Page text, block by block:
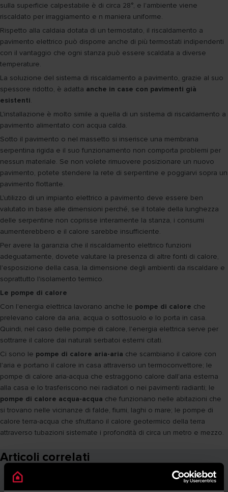
sulla superficie calpestabile è di circa 28°, e l'ambiente viene
riscaldato per irraggiamento e n maniera uniforme.
Rispetto alla caldaia dotata di un termostato, il riscaldamento a
pavimento elettrico può disporre anche di più termostati indipendenti
con il vantaggio che ogni stanza può essere scaldata a diverse
temperature.
La soluzione del sistema di riscaldamento a pavimento, grazie al suo
spessore ridotto, è adatta anche in case con pavimenti già
esistenti.
L'installazione è molto simile a quella di un sistema di riscaldamento a
pavimento alimentato con acqua calda.
Sotto il pavimento o nel massetto si inserisce una membrana
serpentina rigida e il suo funzionamento non comporta problemi per
nessun materiale. Se non volete rimuovere posizionare un nuovo
pavimento, potete stendere la rete di serpentine e poggiarvi sopra un
pavimento flottante.
L'utilizzo di un impianto elettrico a pavimento deve essere ben
valutato in base alle dimensioni perché, se il totale della lunghezza
delle serpentine non coprisse interamente la stanza, i consumi
aumenterebbero e il calore sarebbe insufficiente.
Per avere la garanzia che il riscaldamento elettrico funzioni
adeguatamente, dovete valutare la presenza di altre fonti di calore,
l'esposizione della casa, la dimensione degli ambienti da riscaldare e
soprattutto l'isolamento termico.
Le pompe di calore
Con l'energia elettrica lavorano anche le pompe di calore che
prelevano calore da aria, acqua o sottosuolo e lo porta in casa.
Quindi, nel caso delle pompe di calore, l'energia elettrica serve per
sottrarre il calore dai naturali serbatoi esterni citati.
Ci sono le pompe di calore aria-aria che scambiano il calore con
l'aria e portano il calore in casa attraverso un termoconvettore; le
pompe di calore aria-acqua che estraggono calore dall'aria esterna
alla casa e lo trasferiscono nei radiatori o nei pavimenti radianti; le
pompe di calore acqua-acqua che funzionano nelle abitazioni che
si trovano nelle vicinanze di falde, fiumi, laghi o mare; le pompe di
calore terra-acqua che sfruttano il calore geotermico della terra
attraverso tubazioni sistemate i profondità di circa un metro e mezzo.
Articoli correlati